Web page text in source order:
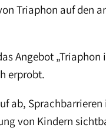
Triaphon auf den
Angebot
erprobt.
ab,
von Kindern